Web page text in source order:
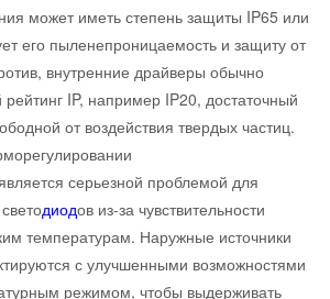
может иметь степень защиты IP65 или
его пыленепроницаемость и защиту от
внутренние драйверы обычно
IP, например IP20, достаточный
от воздействия твердых частиц.
серьезной проблемой для
диодов из-за чувствительности
температурам. Наружные источники
с улучшенными возможностями
режимом, чтобы выдерживать